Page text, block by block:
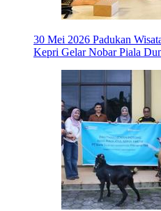
30 Mei 2026 Padukan
Kepri Gelar Nobar Piala